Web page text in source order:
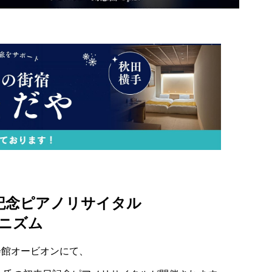
念ピアノリサイタル
ズム
オービオンにて、